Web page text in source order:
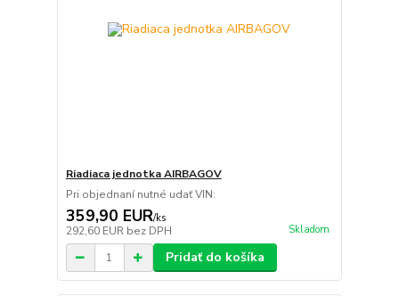
Riadiaca jednotka AIRBAGOV
Pri objednaní nutné udať VIN:
359,90 EUR/ks
292,60 EUR bez DPH Skladom
Pridať do košíka